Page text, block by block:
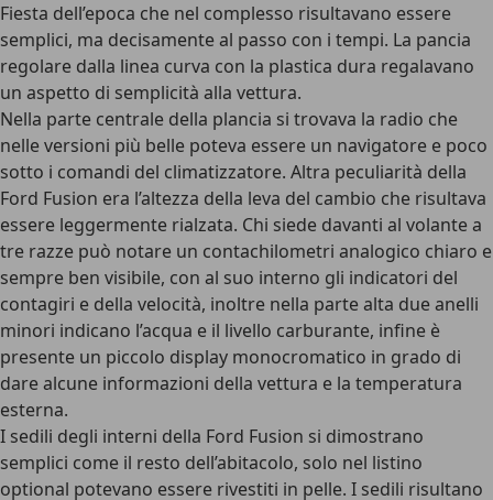
Fiesta dell’epoca che nel complesso risultavano essere
semplici, ma decisamente al passo con i tempi. La pancia
regolare dalla linea curva con la plastica dura regalavano
un aspetto di semplicità alla vettura.
Nella parte centrale della plancia si trovava la radio che
nelle versioni più belle poteva essere un navigatore e poco
sotto i comandi del climatizzatore. Altra peculiarità della
Ford Fusion era l’altezza della leva del cambio che risultava
essere leggermente rialzata. Chi siede davanti al volante a
tre razze può notare un contachilometri analogico chiaro e
sempre ben visibile, con al suo interno gli indicatori del
contagiri e della velocità, inoltre nella parte alta due anelli
minori indicano l’acqua e il livello carburante, infine è
presente un piccolo display monocromatico in grado di
dare alcune informazioni della vettura e la temperatura
esterna.
I sedili degli interni della Ford Fusion si dimostrano
semplici come il resto dell’abitacolo, solo nel listino
optional potevano essere rivestiti in pelle. I sedili risultano